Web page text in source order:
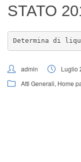
STATO
Determina di
admin Luglio
Atti Generali, Home